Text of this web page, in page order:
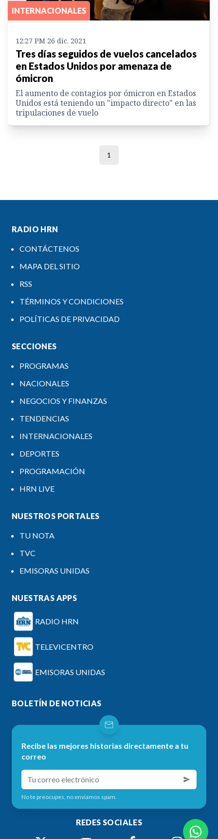
INTERNACIONALES
12:27 PM 26 dic. 2021
Tres días seguidos de vuelos cancelados
en Estados Unidos por amenaza de
ómicron
El aumento de contagios por ómicron en Estados
Unidos está teniendo un "impacto directo" en las
tripulaciones de vuelo
1
RADIO HRN
CONTÁCTENOS
MAPA DEL SITIO
RSS
TÉRMINOS Y CONDICIONES
POLÍTICAS DE PRIVACIDAD
SECCIONES
PROGRAMAS
NACIONALES
NEGOCIOS Y FINANZAS
TENDENCIAS
INTERNACIONALES
DEPORTES
PROGRAMACIÓN
HRN LIVE
NUESTROS PORTALES
TU NOTA
TVC
EMISORAS UNIDAS
NUESTRAS APPS
RADIO HRN
TELEVICENTRO
EMISORAS UNIDAS
BOLETÍN DE NOTICIAS
Recibe las mejores historias directamente a tu
correo
No te preocupes, no enviamos spam.
REDES SOCIALES